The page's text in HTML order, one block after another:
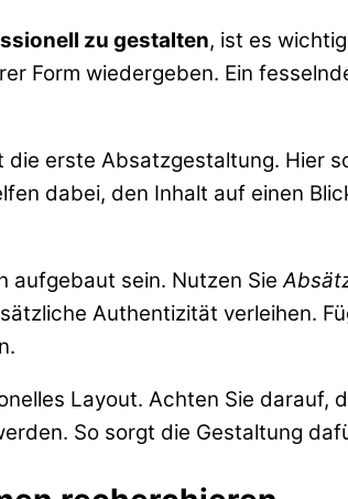
zu gestalten, ist es
Form wiedergeben. Ein
erste Absatzgestaltung. Hier
dabei, den Inhalt auf einen
aufgebaut sein. Nutzen Sie
Authentizität verleihen.
Layout. Achten Sie
So sorgt die Gestaltung